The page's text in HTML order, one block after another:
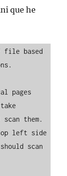
que he
file based
pages
them.
left side
scan